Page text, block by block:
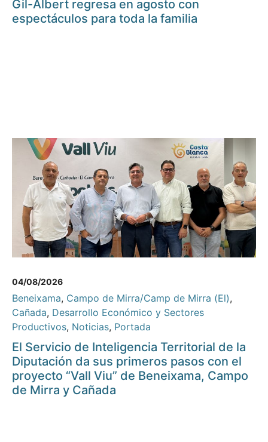
Gil-Albert regresa en agosto con
espectáculos para toda la familia
04/08/2026
Beneixama, Campo de Mirra/Camp de Mirra (El),
Cañada, Desarrollo Económico y Sectores
Productivos, Noticias, Portada
El Servicio de Inteligencia Territorial de la
Diputación da sus primeros pasos con el
proyecto “Vall Viu” de Beneixama, Campo
de Mirra y Cañada